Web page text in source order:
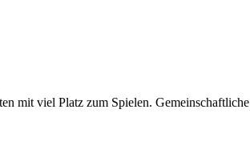
mit viel Platz zum Spielen.